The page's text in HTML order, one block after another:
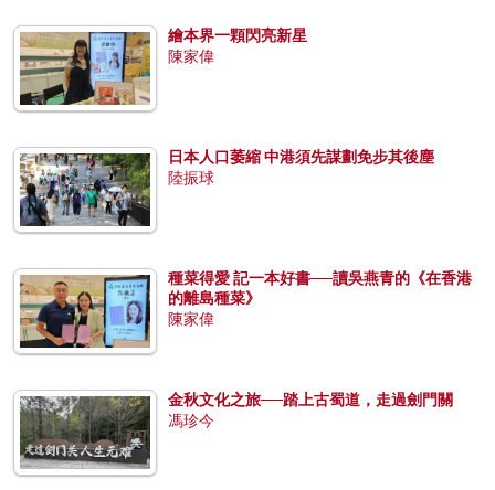
繪本界一顆閃亮新星
陳家偉
日本人口萎縮 中港須先謀劃免步其後塵
陸振球
種菜得愛 記一本好書──讀吳燕青的《在香港
的離島種菜》
陳家偉
金秋文化之旅──踏上古蜀道，走過劍門關
馮珍今